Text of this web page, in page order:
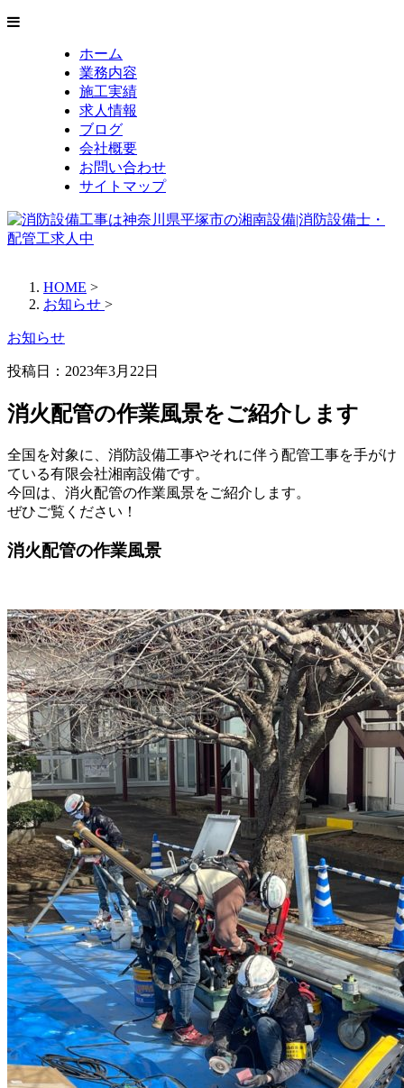
ホーム
業務内容
施工実績
求人情報
ブログ
会社概要
お問い合わせ
サイトマップ
HOME >
お知らせ >
お知らせ
投稿日： 2023年3月22日
消火配管の作業風景をご紹介します
全国を対象に、消防設備工事やそれに伴う配管工事を手がけ
ている有限会社湘南設備です。
今回は、消火配管の作業風景をご紹介します。
ぜひご覧ください！
消火配管の作業風景